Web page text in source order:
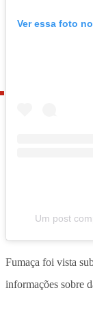
Ver essa foto
Um post
Fumaça foi vista
informações sobre